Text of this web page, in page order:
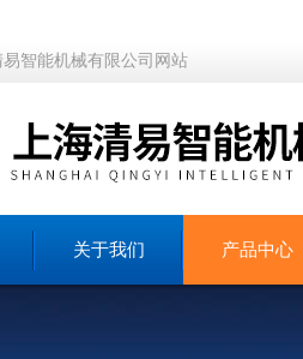
智能机械有限公司网站
关于我们 产品中心